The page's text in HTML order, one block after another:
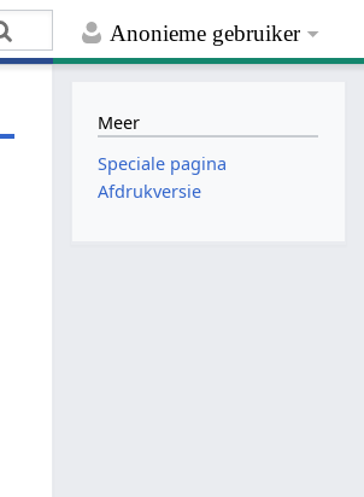
Anonieme gebruiker
Meer
Speciale pagina
Afdrukversie